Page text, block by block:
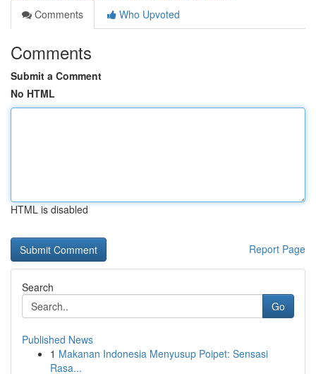
Comments
Who Upvoted
Comments
Submit a Comment
No HTML
HTML is disabled
Report Page
Search
Go
Published News
1 Makanan Indonesia Menyusup Poipet: Sensasi
Rasa...